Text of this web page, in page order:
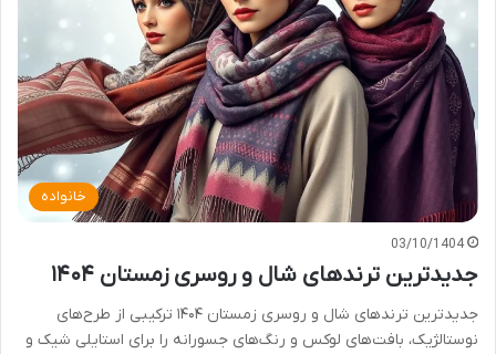
خانواده
03/10/1404
جدیدترین ترندهای شال و روسری زمستان ۱۴۰۴
جدیدترین ترندهای شال و روسری زمستان ۱۴۰۴ ترکیبی از طرح‌های
نوستالژیک، بافت‌های لوکس و رنگ‌های جسورانه را برای استایلی شیک و